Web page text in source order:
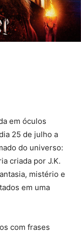
em óculos
25 de julho a
do universo:
criada por J.K.
mistério e
em uma
com frases